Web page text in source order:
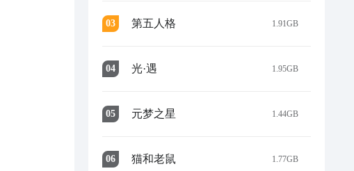
03 第五人格 1.91GB
04 光·遇 1.95GB
05 元梦之星 1.44GB
06 猫和老鼠 1.77GB